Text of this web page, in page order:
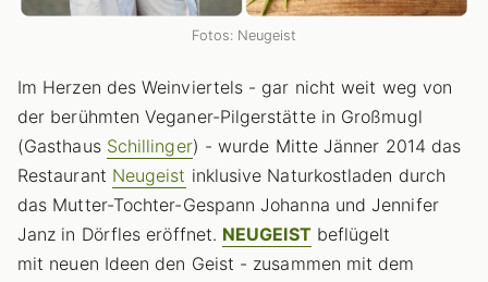
Fotos: Neugeist
Im Herzen des Weinviertels - gar nicht weit weg von
der berühmten Veganer-Pilgerstätte in Großmugl
(Gasthaus Schillinger) - wurde Mitte Jänner 2014 das
Restaurant Neugeist inklusive Naturkostladen durch
das Mutter-Tochter-Gespann Johanna und Jennifer
Janz in Dörfles eröffnet. NEUGEISTbeflügelt
mit neuen Ideen den Geist - zusammen mit dem